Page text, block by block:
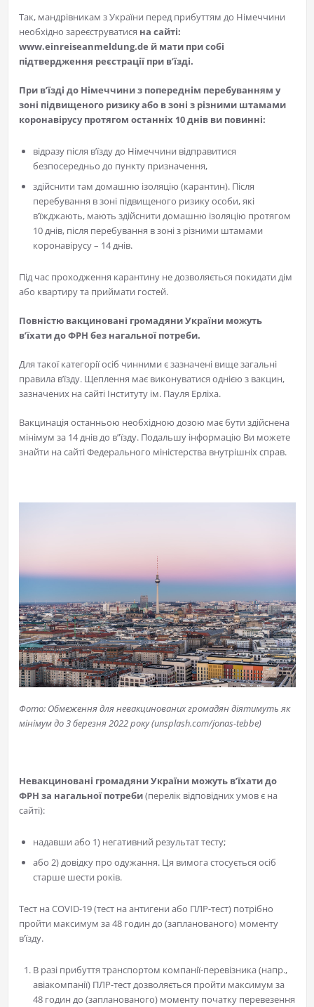
Так, мандрівникам з України перед прибуттям до Німеччини
необхідно зареєструватися на сайті:
www.einreiseanmeldung.de й мати при собі
підтвердження реєстрації при в’їзді.
При в’їзді до Німеччини з попереднім перебуванням у
зоні підвищеного ризику або в зоні з різними штамами
коронавірусу протягом останніх 10 днів ви повинні:
відразу після в’їзду до Німеччини відправитися
безпосередньо до пункту призначення,
здійснити там домашню ізоляцію (карантин). Після
перебування в зоні підвищеного ризику особи, які
в’їжджають, мають здійснити домашню ізоляцію протягом
10 днів, після перебування в зоні з різними штамами
коронавірусу – 14 днів.
Під час проходження карантину не дозволяється покидати дім
або квартиру та приймати гостей.
Повністю вакциновані громадяни України можуть
в’їхати до ФРН без нагальної потреби.
Для такої категорії осіб чинними є зазначені вище загальні
правила в’їзду. Щеплення має виконуватися однією з вакцин,
зазначених на сайті Інституту ім. Пауля Ерліха.
Вакцинація останньою необхідною дозою має бути здійснена
мінімум за 14 днів до в”їзду. Подальшу інформацію Ви можете
знайти на сайті Федерального міністерства внутрішніх справ.
Фото: Обмеження для невакцинованих громадян діятимуть як
мінімум до 3 березня 2022 року (unsplash.com/jonas-tebbe)
Невакциновані громадяни України можуть в’їхати до
ФРН за нагальної потреби(перелік відповідних умов є на
сайті):
надавши або 1) негативний результат тесту;
або 2) довідку про одужання. Ця вимога стосується осіб
старше шести років.
Тест на COVID-19 (тест на антигени або ПЛР-тест) потрібно
пройти максимум за 48 годин до (запланованого) моменту
в’їзду.
В разі прибуття транспортом компанії-перевізника (напр.,
авіакомпанії) ПЛР-тест дозволяється пройти максимум за
48 годин до (запланованого) моменту початку перевезення